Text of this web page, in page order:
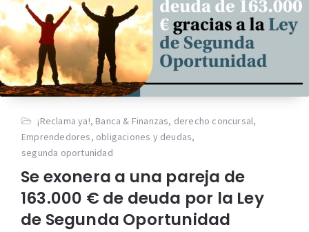
¡Reclama ya!, Banca & Finanzas, derecho concursal,
Emprendedores, obligaciones y deudas,
segunda oportunidad
Se exonera a una pareja de
163.000 € de deuda por la Ley
de Segunda Oportunidad